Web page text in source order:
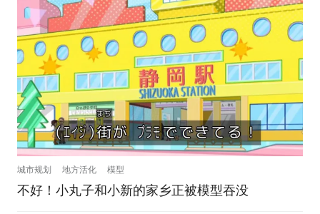
城市规划 地方活化 模型
不好！小丸子和小新的家乡正被模型吞没